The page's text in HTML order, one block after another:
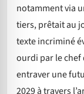
notamment via
tiers, prêtait au
texte incriminé
ourdi par le chef
entraver une
2029 à travers